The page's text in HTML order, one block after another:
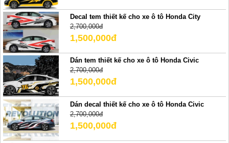
Decal tem thiết kế cho xe ô tô Honda City
2,700,000đ
1,500,000đ
Dán tem thiết kế cho xe ô tô Honda Civic
2,700,000đ
1,500,000đ
Dán decal thiết kế cho xe ô tô Honda Civic
2,700,000đ
1,500,000đ